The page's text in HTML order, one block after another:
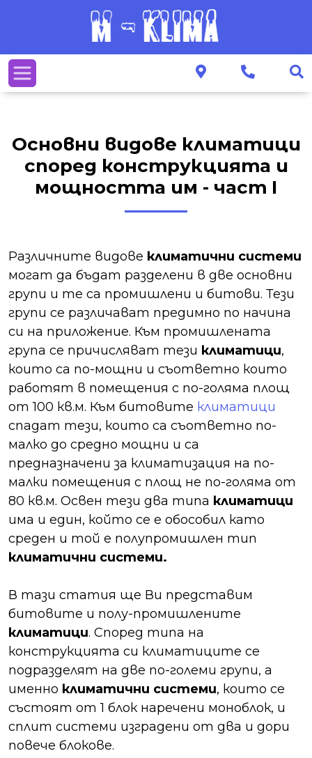
Основни видове климатици
според конструкцията и
мощността им - част I
Различните видове климатични системи
могат да бъдат разделени в две основни
групи и те са промишлени и битови. Тези
групи се различават предимно по начина
си на приложение. Към промишлената
група се причисляват тези климатици,
които са по-мощни и съответно които
работят в помещения с по-голяма площ
от 100 кв.м. Към битовите климатици
спадат тези, които са съответно по-
малко до средно мощни и са
предназначени за климатизация на по-
малки помещения с площ не по-голяма от
80 кв.м. Освен тези два типа климатици
има и един, който се е обособил като
среден и той е полупромишлен тип
климатични системи.
В тази статия ще Ви представим
битовите и полу-промишлените
климатици. Според типа на
конструкцията си климатиците се
подразделят на две по-големи групи, а
именно климатични системи, които се
състоят от 1 блок наречени моноблок, и
сплит системи изградени от два и дори
повече блокове.